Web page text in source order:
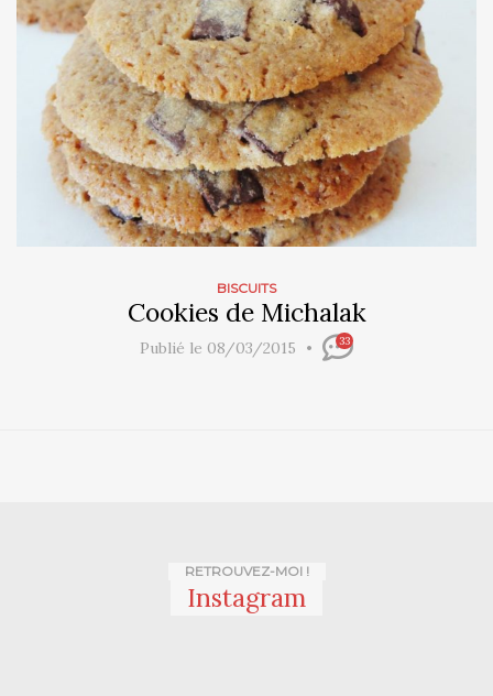
BISCUITS
Cookies de Michalak
Publié le 08/03/2015 33
RETROUVEZ-MOI !
Instagram